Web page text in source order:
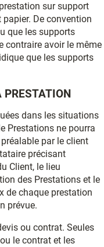
sur support
De convention
que les supports
contraire avoir le même
que les supports
PRESTATION
dans les situations
Prestations ne pourra
par le client
précisant
Client, le lieu
des Prestations et le
de chaque prestation
prévue.
ou contrat. Seules
le contrat et les